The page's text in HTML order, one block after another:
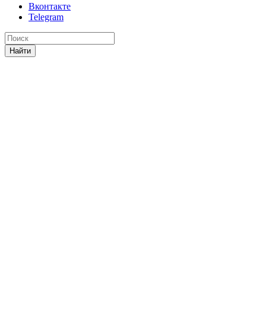
Вконтакте
Telegram
Найти